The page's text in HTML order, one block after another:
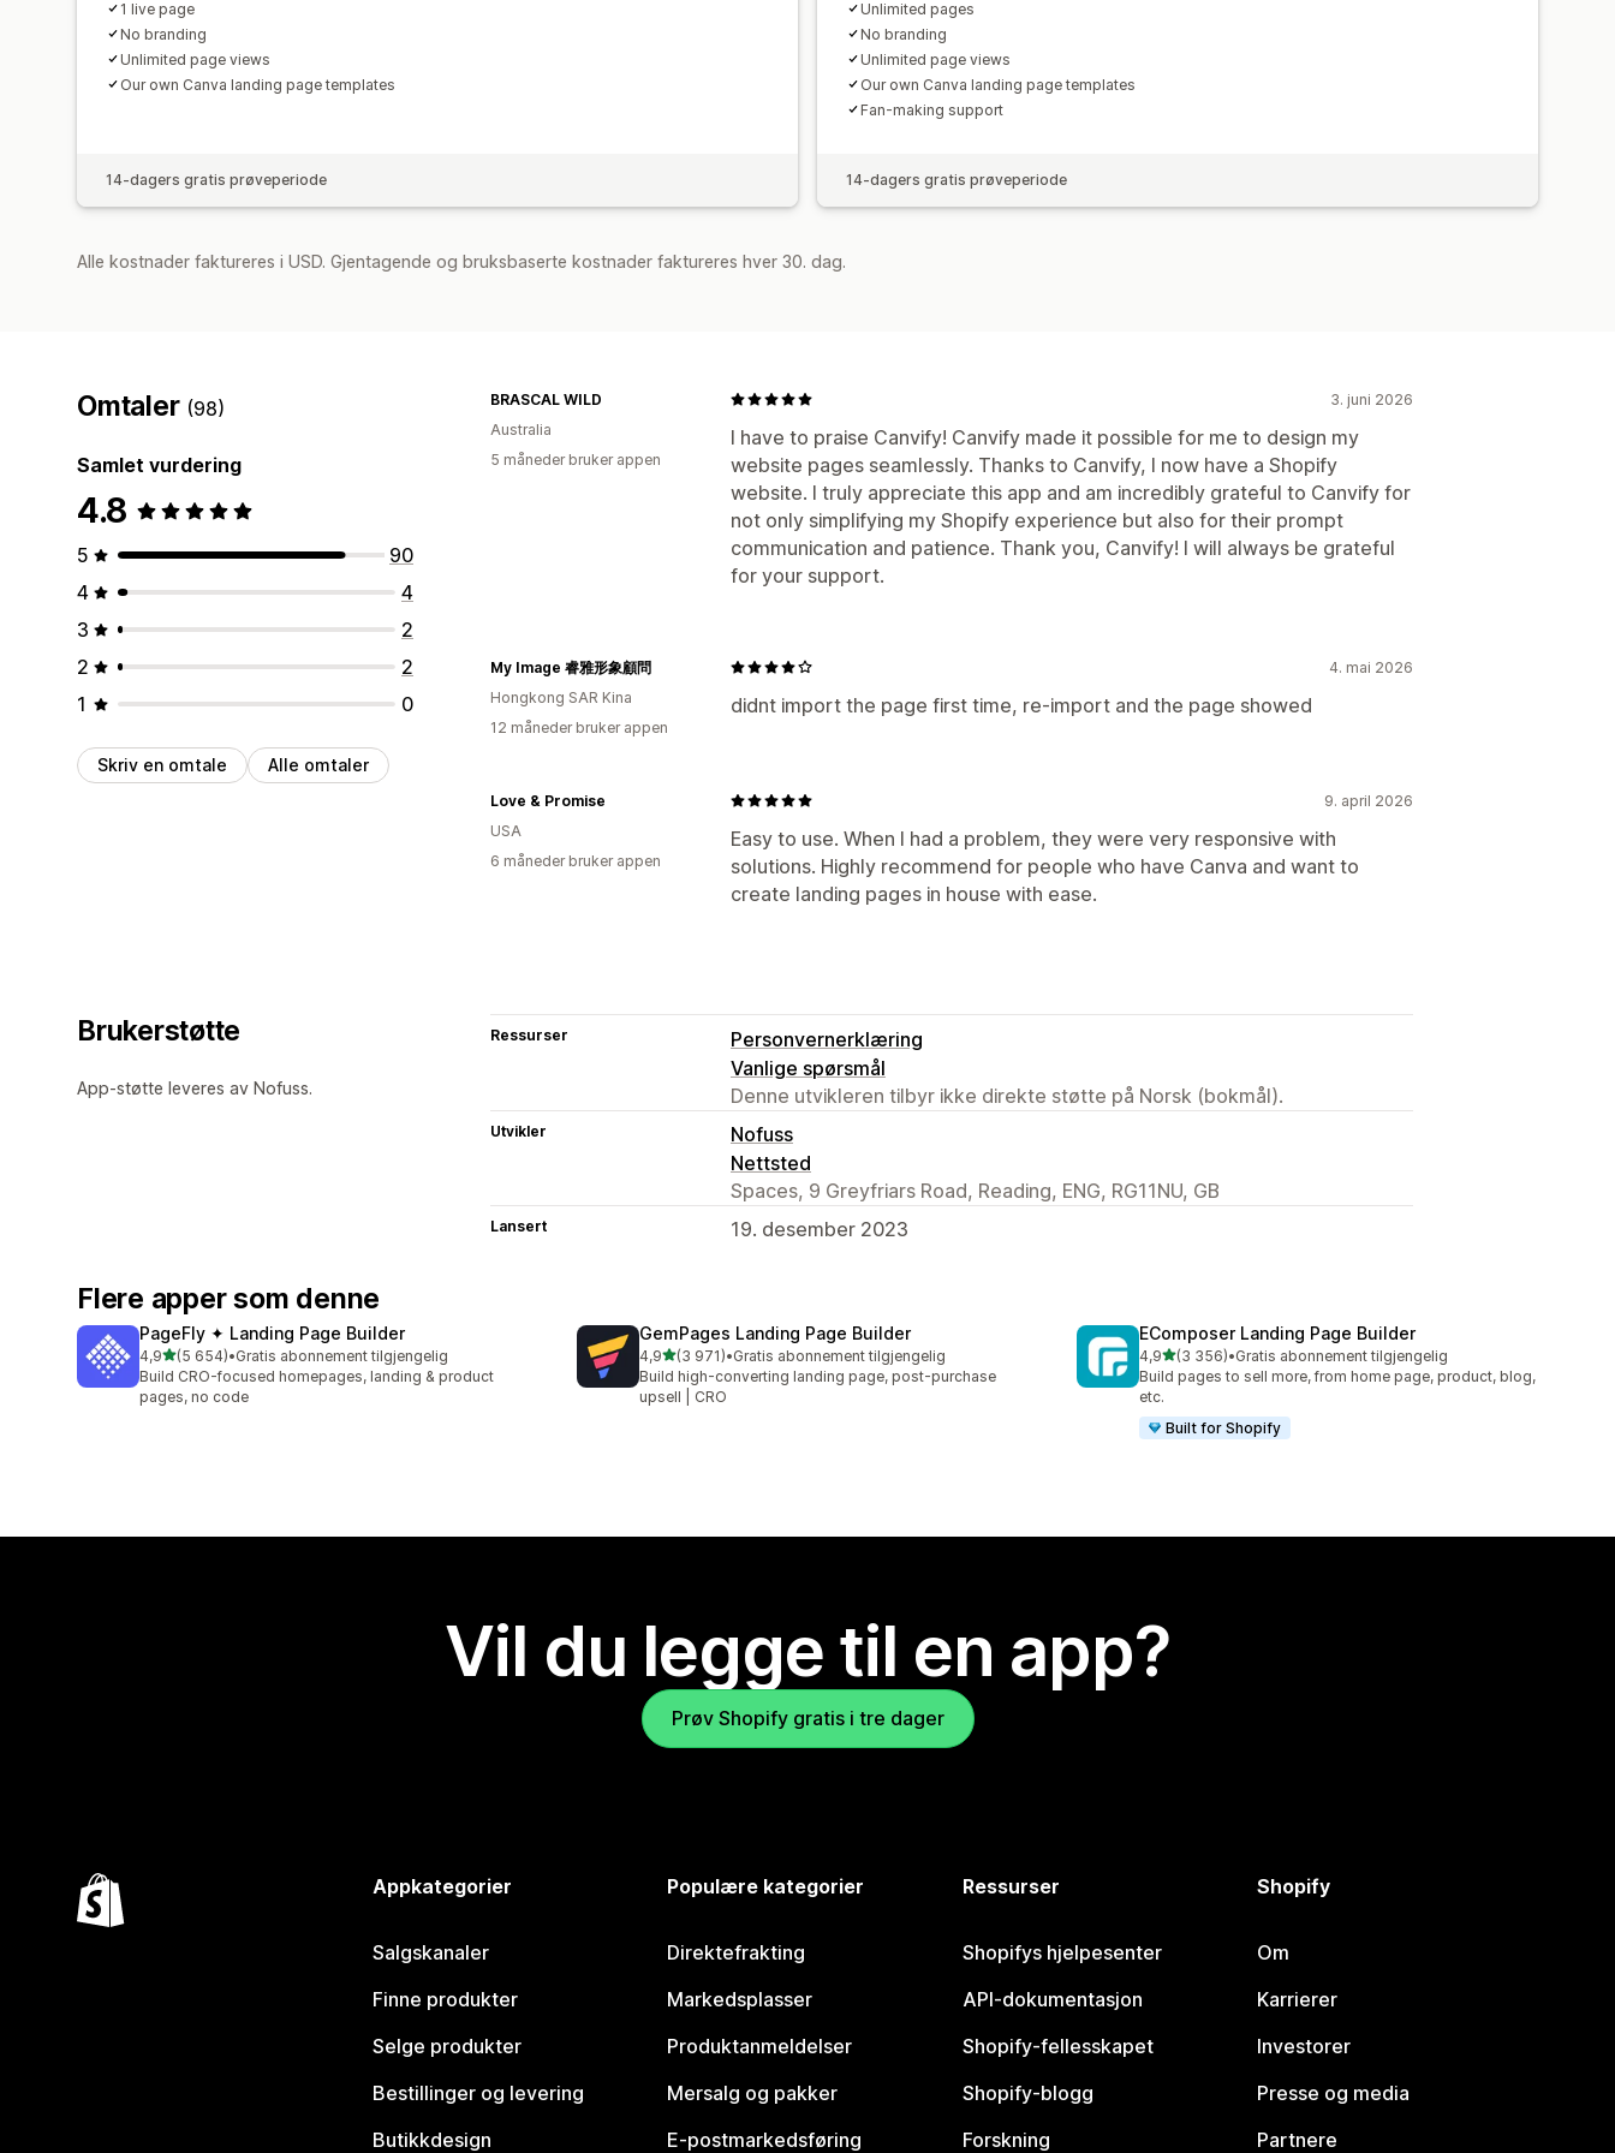
1 live page
No branding
Unlimited page views
Our own Canva landing page templates
14-dagers gratis prøveperiode
Unlimited pages
No branding
Unlimited page views
Our own Canva landing page templates
Fan-making support
14-dagers gratis prøveperiode
Alle kostnader faktureres i USD. Gjentagende og bruksbaserte kostnader faktureres hver 30. dag.
Omtaler (98)
Samlet vurdering
4.8
5
90
4
4
3
2
2
2
1
0
Skriv en omtale Alle omtaler
3. juni 2026
I have to praise Canvify! Canvify made it possible for me to design my
website pages seamlessly. Thanks to Canvify, I now have a Shopify
website. I truly appreciate this app and am incredibly grateful to Canvify for
not only simplifying my Shopify experience but also for their prompt
communication and patience. Thank you, Canvify! I will always be grateful
for your support.
BRASCAL WILD
Australia
5 måneder bruker appen
4. mai 2026
didnt import the page first time, re-import and the page showed
My Image 睿雅形象顧問
Hongkong SAR Kina
12 måneder bruker appen
9. april 2026
Easy to use. When I had a problem, they were very responsive with
solutions. Highly recommend for people who have Canva and want to
create landing pages in house with ease.
Love & Promise
USA
6 måneder bruker appen
Brukerstøtte
App-støtte leveres av Nofuss.
Ressurser
Personvernerklæring
Vanlige spørsmål
Denne utvikleren tilbyr ikke direkte støtte på Norsk (bokmål).
Utvikler
Nofuss
Nettsted
Spaces, 9 Greyfriars Road, Reading, ENG, RG11NU, GB
Lansert 19. desember 2023
Flere apper som denne
PageFly ✦ Landing Page Builder
4,9av 5 stjerner
(5 654)
Totalt 5654 omtaler
•Gratis abonnement tilgjengelig
Build CRO-focused homepages, landing & product
pages, no code
GemPages Landing Page Builder
4,9av 5 stjerner
(3 971)
Totalt 3971 omtaler
•Gratis abonnement tilgjengelig
Build high-converting landing page, post-purchase
upsell | CRO
EComposer Landing Page Builder
4,9av 5 stjerner
(3 356)
Totalt 3356 omtaler
•Gratis abonnement tilgjengelig
Build pages to sell more, from home page, product, blog,
etc.
Built for Shopify
Vil du legge til en app?
Prøv Shopify gratis i tre dager
Appkategorier
Salgskanaler
Finne produkter
Selge produkter
Bestillinger og levering
Butikkdesign
Populære kategorier
Direktefrakting
Markedsplasser
Produktanmeldelser
Mersalg og pakker
E-postmarkedsføring
Ressurser
Shopifys hjelpesenter
API-dokumentasjon
Shopify-fellesskapet
Shopify-blogg
Forskning
Shopify
Om
Karrierer
Investorer
Presse og media
Partnere